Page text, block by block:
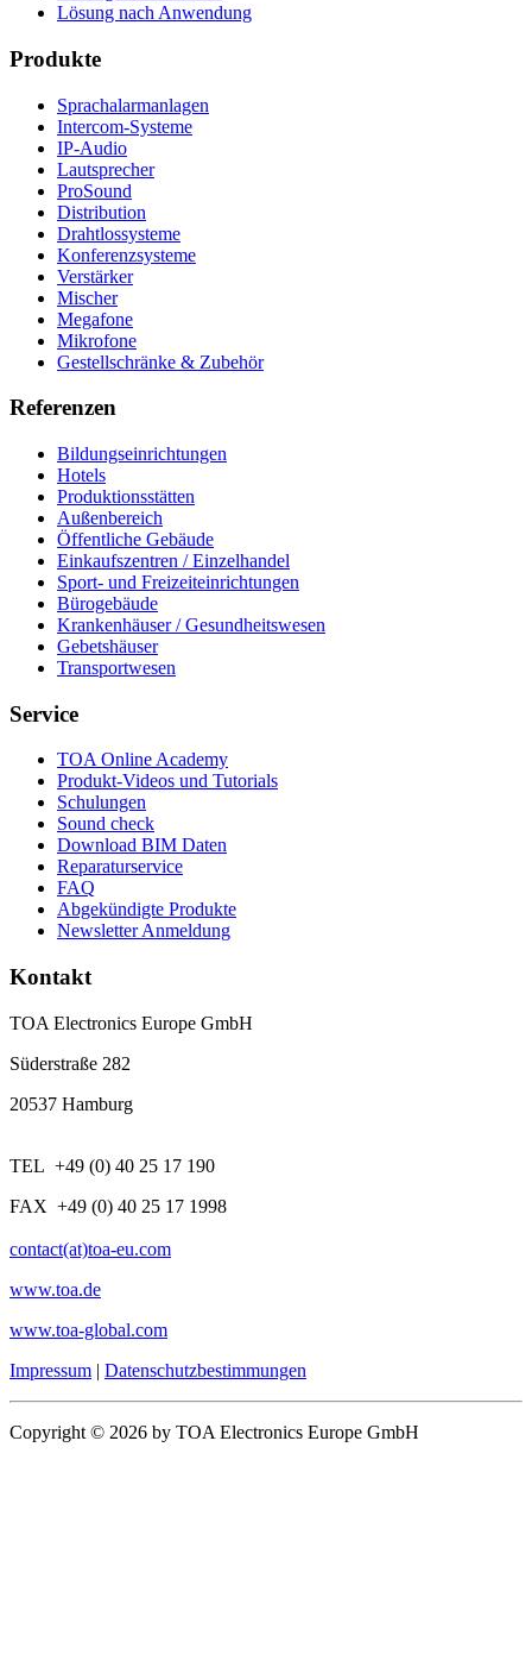
Lösung nach Anwendung
Produkte
Sprachalarmanlagen
Intercom-Systeme
IP-Audio
Lautsprecher
ProSound
Distribution
Drahtlossysteme
Konferenzsysteme
Verstärker
Mischer
Megafone
Mikrofone
Gestellschränke & Zubehör
Referenzen
Bildungseinrichtungen
Hotels
Produktionsstätten
Außenbereich
Öffentliche Gebäude
Einkaufszentren / Einzelhandel
Sport- und Freizeiteinrichtungen
Bürogebäude
Krankenhäuser / Gesundheitswesen
Gebetshäuser
Transportwesen
Service
TOA Online Academy
Produkt-Videos und Tutorials
Schulungen
Sound check
Download BIM Daten
Reparaturservice
FAQ
Abgekündigte Produkte
Newsletter Anmeldung
Kontakt
TOA Electronics Europe GmbH
Süderstraße 282
20537 Hamburg
TEL +49 (0) 40 25 17 190
FAX +49 (0) 40 25 17 1998
contact(at)toa-eu.com
www.toa.de
www.toa-global.com
Impressum | Datenschutzbestimmungen
Copyright © 2026 by TOA Electronics Europe GmbH